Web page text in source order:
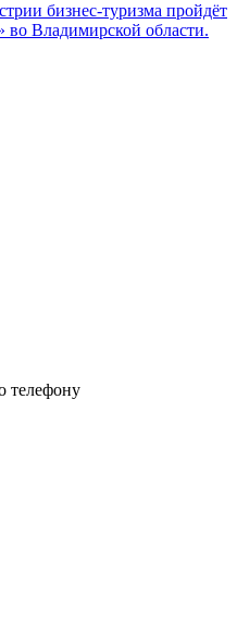
бизнес-туризма пройдёт
во Владимирской области.
телефону